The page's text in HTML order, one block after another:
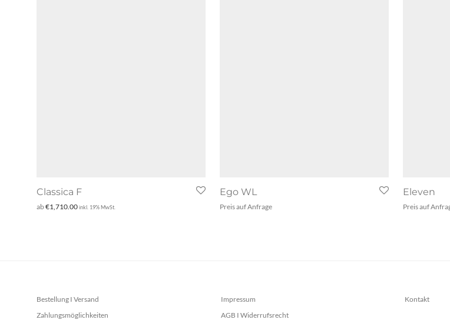
Classica F
ab€1,710.00inkl. 19% MwSt.
Ego WL
Preis auf Anfrage
Eleven
Preis auf
Bestellung I Versand
Zahlungsmöglichkeiten
Impressum
AGB I Widerrufsrecht
Kontakt